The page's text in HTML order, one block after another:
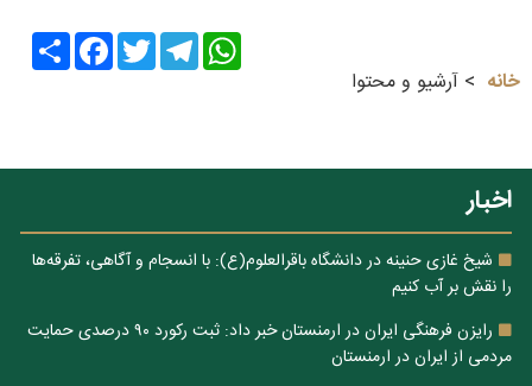
Share
FacebookTwitter
Telegram
WhatsApp
خانه
آرشیو و محتوا
اخبار
شیخ غازی حنینه در دانشگاه باقرالعلوم(ع): با انسجام و آگاهی، تفرقه‌ها
را نقش بر آب کنیم
رایزن فرهنگی ایران در ارمنستان خبر داد: ثبت رکورد ۹۰ درصدی حمایت
مردمی از ایران در ارمنستان